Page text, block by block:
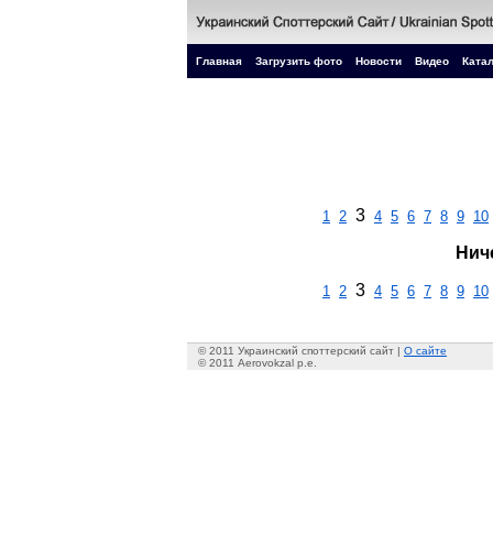
Главная Загрузить фото Новости Видео
1 2 3 4 5 6 7 8 9 10
1 2 3 4 5 6 7 8 9 10
© 2011 Украинский споттерский сайт | О сайте
© 2011 Aerovokzal p.e.